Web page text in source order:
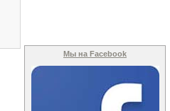
Мы на Facebook